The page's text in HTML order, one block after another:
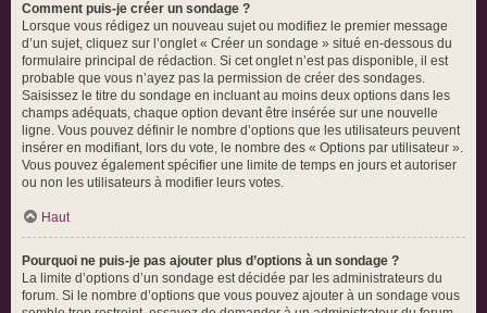
Comment puis-je créer un sondage ?
Lorsque vous rédigez un nouveau sujet ou modifiez le premier message
d’un sujet, cliquez sur l’onglet « Créer un sondage » situé en-dessous du
formulaire principal de rédaction. Si cet onglet n’est pas disponible, il est
probable que vous n’ayez pas la permission de créer des sondages.
Saisissez le titre du sondage en incluant au moins deux options dans les
champs adéquats, chaque option devant être insérée sur une nouvelle
ligne. Vous pouvez définir le nombre d’options que les utilisateurs peuvent
insérer en modifiant, lors du vote, le nombre des « Options par utilisateur ».
Vous pouvez également spécifier une limite de temps en jours et autoriser
ou non les utilisateurs à modifier leurs votes.
Haut
Pourquoi ne puis-je pas ajouter plus d’options à un sondage ?
La limite d’options d’un sondage est décidée par les administrateurs du
forum. Si le nombre d’options que vous pouvez ajouter à un sondage vous